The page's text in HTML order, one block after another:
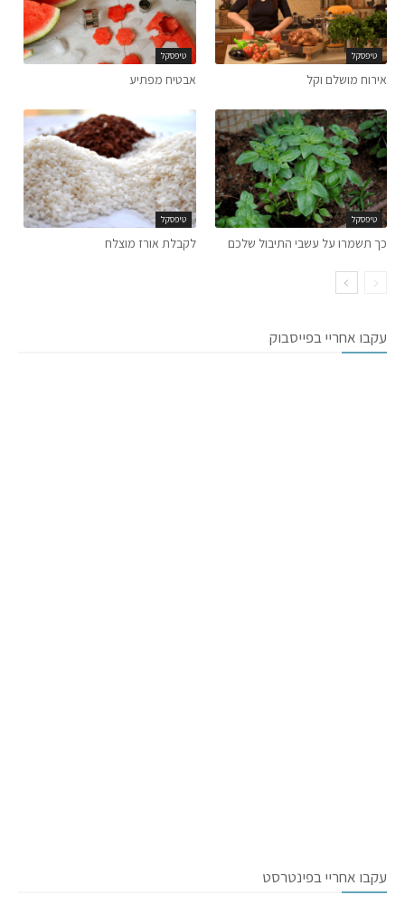
טיפסקל
אירוח מושלם וקל
טיפסקל
אבטיח מפתיע
טיפסקל
כך תשמרו על עשבי התיבול שלכם
טיפסקל
לקבלת אורז מוצלח
עקבו אחריי בפייסבוק
עקבו אחריי בפינטרסט